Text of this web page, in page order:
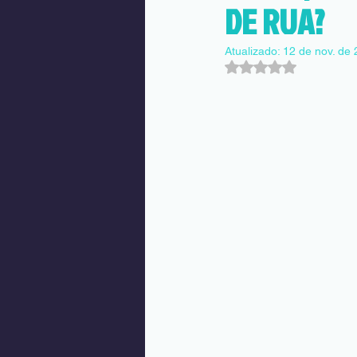
DE RUA?
Atualizado: 12 de nov. de
Avaliado com NaN